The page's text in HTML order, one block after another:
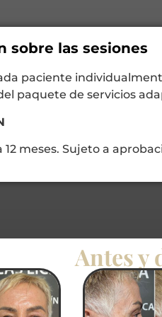
sobre las sesiones
paciente
paquete de servicios
12 meses. Sujeto a
Antes y